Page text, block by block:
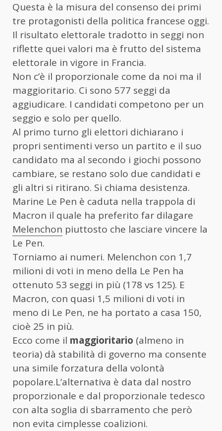
Questa è la misura del consenso dei primi
tre protagonisti della politica francese oggi.
Il risultato elettorale tradotto in seggi non
riflette quei valori ma è frutto del sistema
elettorale in vigore in Francia.
Non c’è il proporzionale come da noi ma il
maggioritario. Ci sono 577 seggi da
aggiudicare. I candidati competono per un
seggio e solo per quello.
Al primo turno gli elettori dichiarano i
propri sentimenti verso un partito e il suo
candidato ma al secondo i giochi possono
cambiare, se restano solo due candidati e
gli altri si ritirano. Si chiama desistenza.
Marine Le Pen è caduta nella trappola di
Macron il quale ha preferito far dilagare
Melenchon piuttosto che lasciare vincere la
Le Pen.
Torniamo ai numeri. Melenchon con 1,7
milioni di voti in meno della Le Pen ha
ottenuto 53 seggi in più (178 vs 125). E
Macron, con quasi 1,5 milioni di voti in
meno di Le Pen, ne ha portato a casa 150,
cioè 25 in più.
Ecco come il maggioritario (almeno in
teoria) dà stabilità di governo ma consente
una simile forzatura della volontà
popolare.L’alternativa è data dal nostro
proporzionale e dal proporzionale tedesco
con alta soglia di sbarramento che però
non evita cimplesse coalizioni.